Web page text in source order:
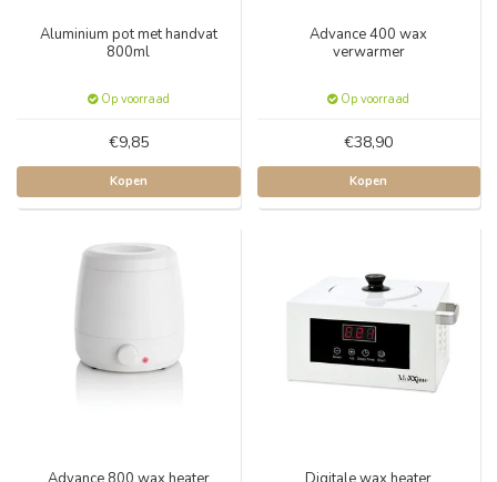
Aluminium pot met handvat
800ml
Op voorraad
€9,85
Kopen
Advance 400 wax
verwarmer
Op voorraad
€38,90
Kopen